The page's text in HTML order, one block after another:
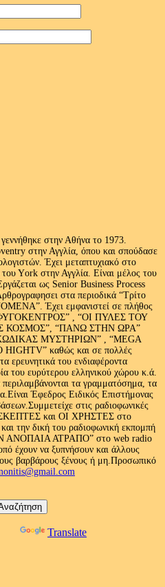
στην Αθήνα το 1973.
στην Αγγλία, όπου και σπούδασε
Έχει μεταπτυχιακό στο
Υork στην Αγγλία. Είναι μέλος του
ως Senior Business Process
στα περιοδικά “Τρίτο
Έχει εμφανιστεί σε πλήθος
“ΦΥΓΟΚΕΝΤΡΟΣ” , “ΟΙ ΠΥΛΕΣ ΤΟΥ
ΚΟΣΜΟΣ”, “ΠΑΝΩ ΣΤΗΝ ΩΡΑ”
ΜΥΣΤΗΡΙΩΝ” , “MEGA
καθώς και σε πολλές
ερευνητικά του ενδιαφέροντα
του ευρύτερου ελληνικού χώρου κ.ά.
τα γραμματόσημα, τα
Έφεδρος Ειδικός Επιστήμονας
στις ραδιοφωνικές
και ΟΙ ΧΡΗΣΤΕΣ στο
την δική του ραδιοφωνική εκπομπή
ΑΝΟΠΑΙΑ ΑΤΡΑΠΟ” στο web radio
έχουν να ξυπνήσουν και άλλους
βαρβάρους ξένους ή μη.Προσωπικό
Translate